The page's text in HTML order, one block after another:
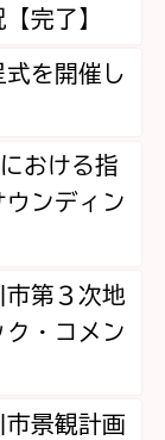
完了】
を開催し
おける指
ンディン
市第３次地
・コメン
市景観計画